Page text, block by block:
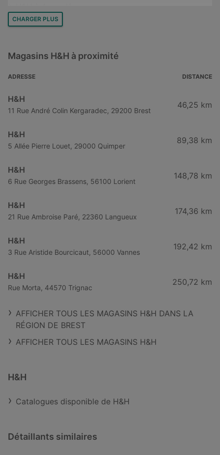
H&H à Bordeaux
H&H à Limoges
H&H à Niort
H&H à Cahors
H&H à Créteil
CHARGER PLUS
Magasins H&H à proximité
ADRESSE DISTANCE
H&H
11 Rue André Colin Kergaradec, 29200 Brest
46,25 km
H&H
5 Allée Pierre Louet, 29000 Quimper
89,38 km
H&H
6 Rue Georges Brassens, 56100 Lorient
148,78 km
H&H
21 Rue Ambroise Paré, 22360 Langueux
174,36 km
H&H
3 Rue Aristide Bourcicaut, 56000 Vannes
192,42 km
H&H
Rue Morta, 44570 Trignac
250,72 km
AFFICHER TOUS LES MAGASINS H&H DANS LA
RÉGION DE BREST
AFFICHER TOUS LES MAGASINS H&H
H&H
Catalogues disponible de H&H
Détaillants similaires